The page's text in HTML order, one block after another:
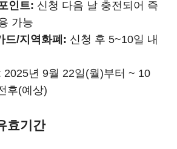
인트: 신청 다음 날 충전되어 즉
가능
드/지역화폐: 신청 후 5~10일 내
2025년 9월 22일(월)부터 ~ 10
후(예상)
효기간